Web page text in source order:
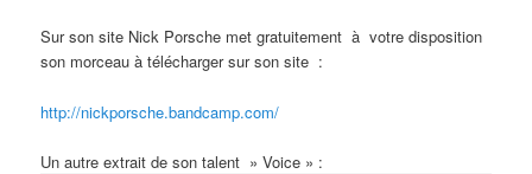
Sur son site Nick Porsche met gratuitement à votre disposition
son morceau à télécharger sur son site :
http://nickporsche.bandcamp.com/
Un autre extrait de son talent » Voice » :